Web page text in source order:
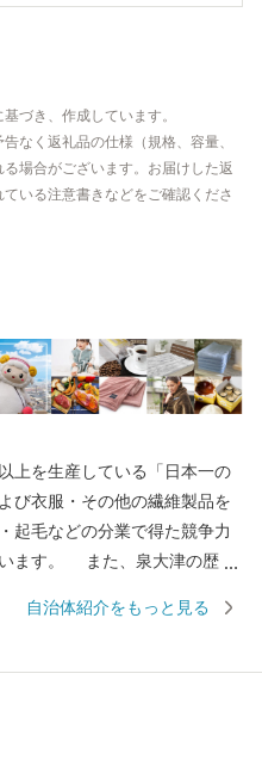
づき、作成しています。
なく返礼品の仕様（規格、容量、
場合がございます。お届けした返
いる注意書きなどをご確認くださ
上を生産している「日本一の
び衣服・その他の繊維製品を
起毛などの分業で得た競争力
ます。 また、泉大津の歴史
来も多く、随筆や紀行の中に
忠岡町と隣接しています。西
自治体紹介をもっと見る